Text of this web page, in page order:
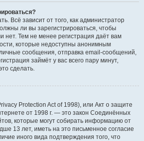
Всё зависит от того, как администратор
ли вы зарегистрироваться, чтобы
нет. Тем не менее регистрация даёт вам
которые недоступны анонимным
сообщения, отправка email-сообщений,
займёт у вас всего пару минут,
сделать.
Protection Act of 1998), или Акт о защите
от 1998 г. — это закон Соединённых
которые могут собирать информацию от
13 лет, иметь на это письменное согласие
иного вида подтверждения того, что